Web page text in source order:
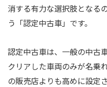
消する有力な選択肢となる
う「認定中古車」です。
認定中古車は、一般の中古
クリアした車両のみが名乗
の販売店よりも高めに設定